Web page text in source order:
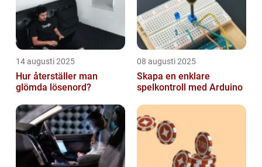
14 augusti 2025
Hur återställer man
glömda lösenord?
08 augusti 2025
Skapa en enklare
spelkontroll med Arduino